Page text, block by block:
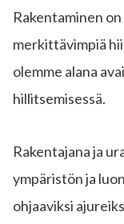
Rakentaminen
merkittävimpiä
olemme alana
hillitsemisessä.
Rakentajana ja
ympäristön ja
ohjaaviksi